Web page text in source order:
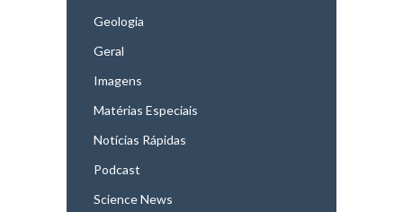
Geologia
Geral
Imagens
Matérias Especiais
Notícias Rápidas
Podcast
Science News